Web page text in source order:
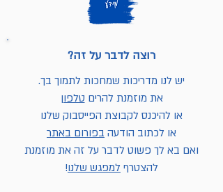
רוצה לדבר על זה?
יש לנו מדריכות שמחכות לתמוך בך.
את מוזמנת להרים טלפון
או להיכנס לקבוצת הפייסבוק שלנו
או לכתוב הודעה בפורום באתר
ואם בא לך פשוט לדבר על זה את מוזמנת
להצטרף למפגש שלנו!